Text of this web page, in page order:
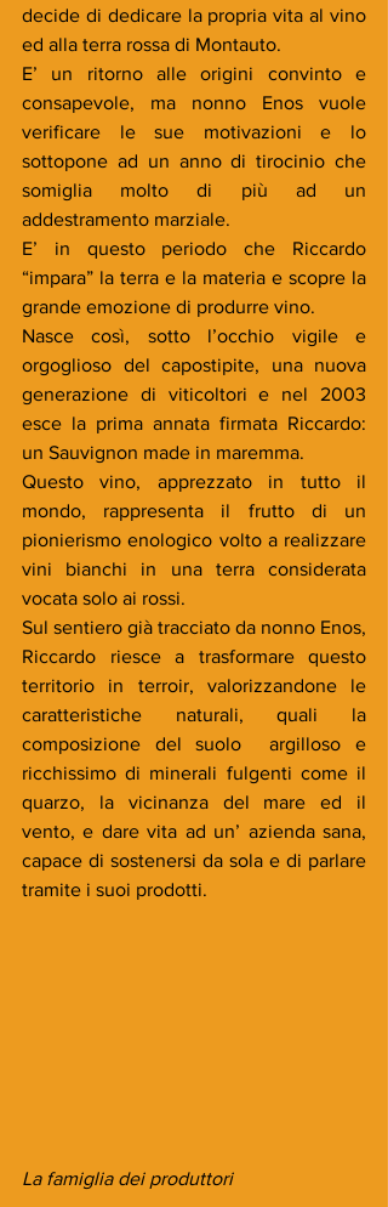
decide di dedicare la propria vita al vino
ed alla terra rossa di Montauto.
E’ un ritorno alle origini convinto e
consapevole, ma nonno Enos vuole
verificare le sue motivazioni e lo
sottopone ad un anno di tirocinio che
somiglia molto di più ad un
addestramento marziale.
E’ in questo periodo che Riccardo
“impara” la terra e la materia e scopre la
grande emozione di produrre vino.
Nasce così, sotto l’occhio vigile e
orgoglioso del capostipite, una nuova
generazione di viticoltori e nel 2003
esce la prima annata firmata Riccardo:
un Sauvignon made in maremma.
Questo vino, apprezzato in tutto il
mondo, rappresenta il frutto di un
pionierismo enologico volto a realizzare
vini bianchi in una terra considerata
vocata solo ai rossi.
Sul sentiero già tracciato da nonno Enos,
Riccardo riesce a trasformare questo
territorio in terroir, valorizzandone le
caratteristiche naturali, quali la
composizione del suolo  argilloso e
ricchissimo di minerali fulgenti come il
quarzo, la vicinanza del mare ed il
vento, e dare vita ad un’ azienda sana,
capace di sostenersi da sola e di parlare
tramite i suoi prodotti.
La famiglia dei produttori